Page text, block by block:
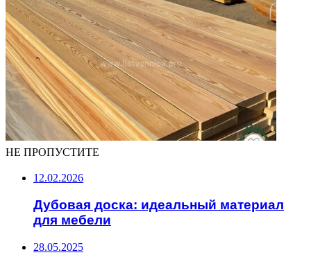
НЕ ПРОПУСТИТЕ
12.02.2026
Дубовая доска: идеальный материал
для мебели
28.05.2025